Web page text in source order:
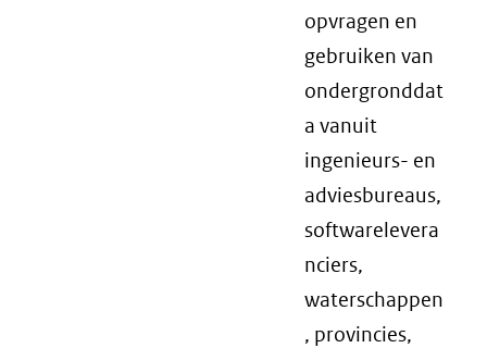
opvragen en
gebruiken van
ondergronddat
a vanuit
ingenieurs- en
adviesbureaus,
softwarelevera
nciers,
waterschappen
, provincies,